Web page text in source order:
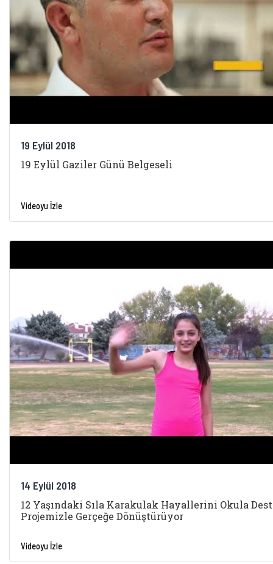
19 Eylül 2018
19 Eylül Gaziler Günü Belgeseli
Videoyu İzle
14 Eylül 2018
12 Yaşındaki Sıla Karakulak Hayallerini Okula
Projemizle Gerçeğe Dönüştürüyor
Videoyu İzle